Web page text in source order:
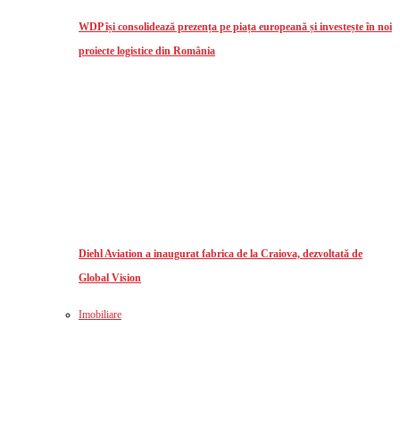
WDP își consolidează prezența pe piața europeană și investește în noi
proiecte logistice din România
Diehl Aviation a inaugurat fabrica de la Craiova, dezvoltată de
Global Vision
Imobiliare